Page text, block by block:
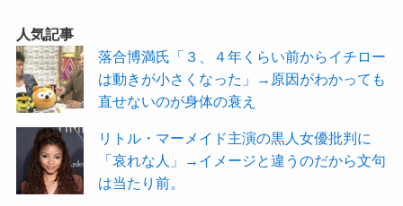
人気記事
落合博満氏「３、４年くらい前からイチロー
は動きが小さくなった」→原因がわかっても
直せないのが身体の衰え
リトル・マーメイド主演の黒人女優批判に
「哀れな人」→イメージと違うのだから文句
は当たり前。